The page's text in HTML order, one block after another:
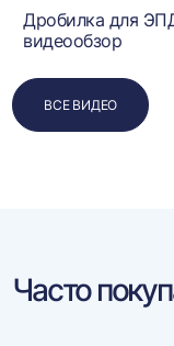
Дробилка для
видеообзор
ВСЕ ВИДЕО
Часто